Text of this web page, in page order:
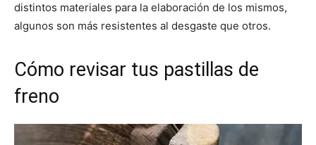
distintos materiales para la elaboración de los mismos,
algunos son más resistentes al desgaste que otros.
Cómo revisar tus pastillas de
freno